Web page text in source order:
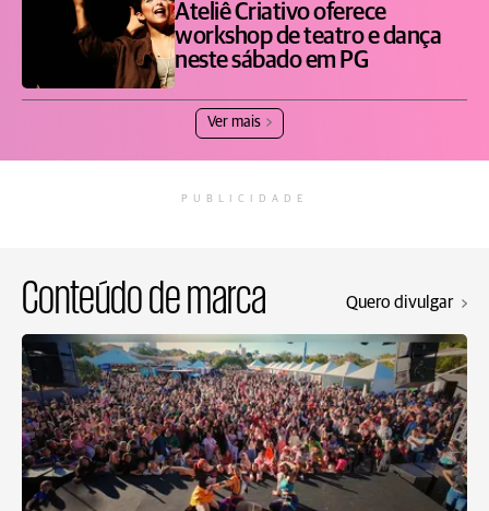
Ateliê Criativo oferece
workshop de teatro e dança
neste sábado em PG
Ver mais
PUBLICIDADE
Conteúdo de marca Quero divulgar